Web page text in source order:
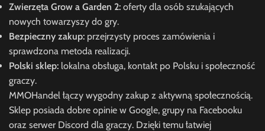
Zwierzęta Grow a Garden 2: oferty dla osób szukających
nowych towarzyszy do gry.
Bezpieczny zakup: przejrzysty proces zamówienia i
sprawdzona metoda realizacji.
Polski sklep: lokalna obsługa, kontakt po Polsku i społeczność
graczy.
MMOHandel łączy wygodny zakup z aktywną społecznością.
Sklep posiada dobre opinie w Google, grupy na Facebooku
oraz serwer Discord dla graczy. Dzięki temu łatwiej